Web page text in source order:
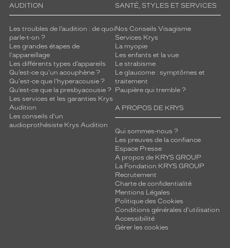
AUDITION
Les troubles de l’audition : de quoi
parle-t-on ?
Les grandes étapes de
l'appareillage
Les différents types d’appareils
Qu’est-ce qu'un acouphène ?
Qu'est-ce que l'hyperacousie ?
Qu’est-ce que la presbyacousie ?
Les services et les garanties Krys
Audition
Les conseils d'un
audioprothésiste Krys Audition
SANTÉ, STYLES ET SERVICES
Nos Conseils Visagisme
Services Krys
La myopie
Les enfants et la vue
Le strabisme
Le glaucome : symptômes et
traitement
Paupière qui tremble ?
A PROPOS DE KRYS
Qui sommes-nous ?
Les preuves de la confiance
Espace Presse
A propos de KRYS GROUP
La Fondation KRYS GROUP
Recrutement
Charte de confidentialité
Mentions Légales
Politique des Cookies
Conditions générales d'utilisation
Accessibilité
Gérer les cookies